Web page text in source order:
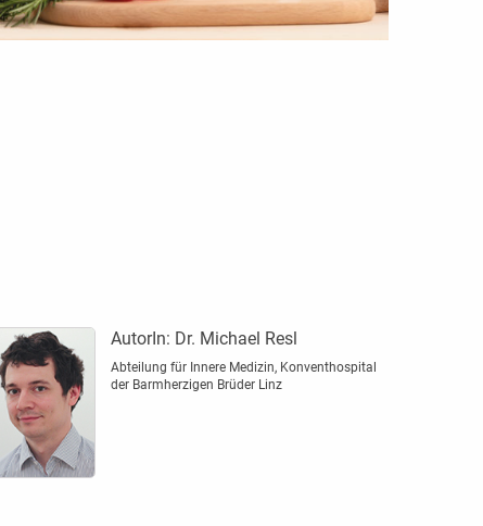
AutorIn: Dr. Michael Resl
Abteilung für Innere Medizin, Konventhospital
der Barmherzigen Brüder Linz